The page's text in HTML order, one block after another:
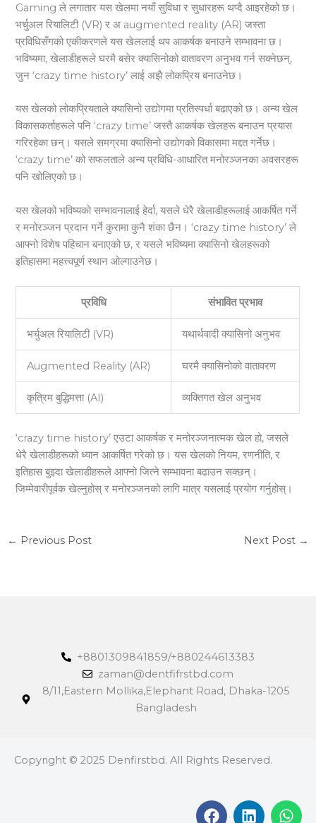
Gaming ले लगातार यस खेलमा नयाँ सुविधा र सुधारहरू थप्दै आइरहेको छ।
भर्चुअल रियालिटी (VR) र अ augmented reality (AR) जस्ता
प्रविधिसँगको एकीकरणले यस खेललाई थप आकर्षक बनाउने सम्भावना छ।
भविष्यमा, खेलाडीहरूले घरमै बसेर क्यासिनोको वातावरण अनुभव गर्न सक्नेछन्,
जुन ‘crazy time history’ लाई अझै लोकप्रिय बनाउनेछ।
यस खेलको लोकप्रियताले क्यासिनो उद्योगमा प्रतिस्पर्धा बढाएको छ। अन्य खेल
विकासकर्ताहरूले पनि ‘crazy time’ जस्तै आकर्षक खेलहरू बनाउन प्रयास
गरिरहेका छन्। यसले समग्रमा क्यासिनो उद्योगको विकासमा मद्दत गर्नेछ।
‘crazy time’ को सफलताले अन्य प्रविधि-आधारित मनोरञ्जनका अवसरहरू
पनि खोलिएको छ।
यस खेलको भविष्यको सम्भावनालाई हेर्दा, यसले धेरै खेलाडीहरूलाई आकर्षित गर्ने
र मनोरञ्जन प्रदान गर्ने कुरामा कुनै शंका छैन। ‘crazy time history’ ले
आफ्नो विशेष पहिचान बनाएको छ, र यसले भविष्यमा क्यासिनो खेलहरूको
इतिहासमा महत्त्वपूर्ण स्थान ओल्गाउनेछ।
प्रविधि संभावित प्रभाव
भर्चुअल रियालिटी (VR) यथार्थवादी क्यासिनो अनुभव
Augmented Reality (AR) घरमै क्यासिनोको वातावरण
कृत्रिम बुद्धिमत्ता (AI) व्यक्तिगत खेल अनुभव
‘crazy time history’ एउटा आकर्षक र मनोरञ्जनात्मक खेल हो, जसले
धेरै खेलाडीहरूको ध्यान आकर्षित गरेको छ। यस खेलको नियम, रणनीति, र
इतिहास बुझ्दा खेलाडीहरूले आफ्नो जित्ने सम्भावना बढाउन सक्छन्।
जिम्मेवारीपूर्वक खेल्नुहोस् र मनोरञ्जनको लागि मात्र यसलाई प्रयोग गर्नुहोस्।
← Previous Post Next Post →
+8801309841859/+880244613383
zaman@dentfifrstbd.com
8/11,Eastern Mollika,Elephant Road, Dhaka-1205
Bangladesh
Copyright © 2025 Denfirstbd. All Rights Reserved.
F
L
W